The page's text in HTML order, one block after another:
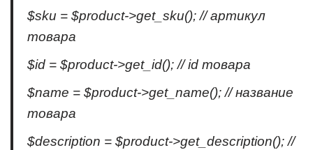
$sku = $product->get_sku(); // артикул
товара
$id = $product->get_id(); // id товара
$name = $product->get_name(); // название
товара
$description = $product->get_description(); //